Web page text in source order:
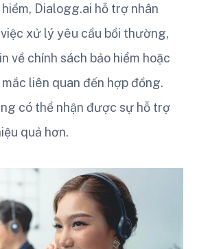
Dialogg.ai hỗ trợ nhân
xử lý yêu cầu bồi thường,
về chính sách bảo hiểm hoặc
liên quan đến hợp đồng.
có thể nhận được sự hỗ trợ
quả hơn.